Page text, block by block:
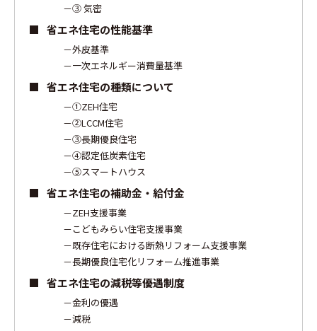
③ 気密
省エネ住宅の性能基準
外皮基準
一次エネルギー消費量基準
省エネ住宅の種類について
①ZEH住宅
②LCCM住宅
③長期優良住宅
④認定低炭素住宅
⑤スマートハウス
省エネ住宅の補助金・給付金
ZEH支援事業
こどもみらい住宅支援事業
既存住宅における断熱リフォーム支援事業
長期優良住宅化リフォーム推進事業
省エネ住宅の減税等優遇制度
金利の優遇
減税